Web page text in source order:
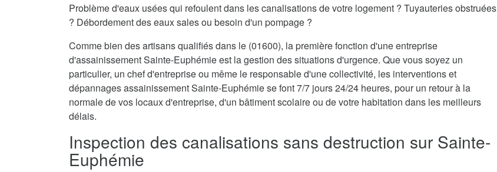
Problème d'eaux usées qui refoulent dans les canalisations de votre logement ? Tuyauteries obstruées
? Débordement des eaux sales ou besoin d'un pompage ?
Comme bien des artisans qualifiés dans le (01600), la première fonction d'une entreprise
d'assainissement Sainte-Euphémie est la gestion des situations d'urgence. Que vous soyez un
particulier, un chef d'entreprise ou même le responsable d'une collectivité, les interventions et
dépannages assainissement Sainte-Euphémie se font 7/7 jours 24/24 heures, pour un retour à la
normale de vos locaux d'entreprise, d'un bâtiment scolaire ou de votre habitation dans les meilleurs
délais.
Inspection des canalisations sans destruction sur Sainte-
Euphémie